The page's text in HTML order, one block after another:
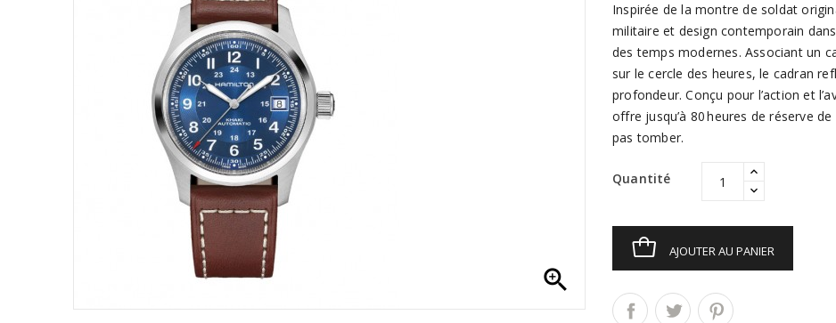

Inspirée de la montre de soldat
militaire et design contemporain
des temps modernes. Associant un
sur le cercle des heures, le cadran
profondeur. Conçu pour l’action et
offre jusqu’à 80 heures de réserve
pas tomber.
Quantité
AJOUTER AU PANIER